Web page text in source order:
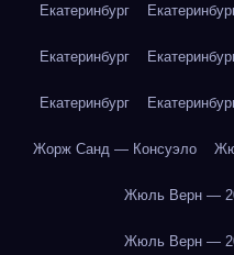
Екатеринбург
Екатеринбург
Екатеринбург
Жорж Санд — Консуэло
Жюль Верн —
Жюль Верн —